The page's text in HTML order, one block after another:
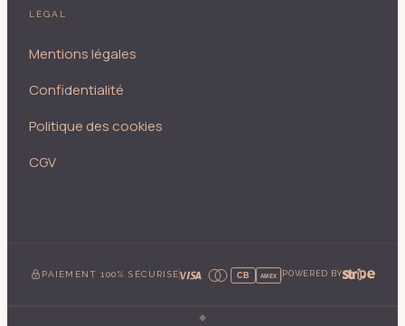
LÉGAL
Mentions légales
Confidentialité
Politique des cookies
CGV
PAIEMENT 100% SÉCURISÉ CB AMEX POWERED BY